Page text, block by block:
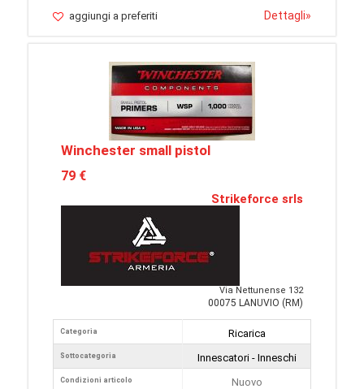
aggiungi a preferiti Dettagli»
Winchester small pistol
79 €
Strikeforce srls
Via Nettunense 132
00075 LANUVIO (RM)
Categoria
Sottocategoria
Condizioni articolo
Ricarica
Innescatori - Inneschi
Nuovo